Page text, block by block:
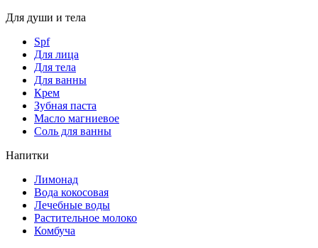
Для души и тела
Spf
Для лица
Для тела
Для ванны
Крем
Зубная паста
Масло магниевое
Соль для ванны
Напитки
Лимонад
Вода кокосовая
Лечебные воды
Растительное молоко
Комбуча